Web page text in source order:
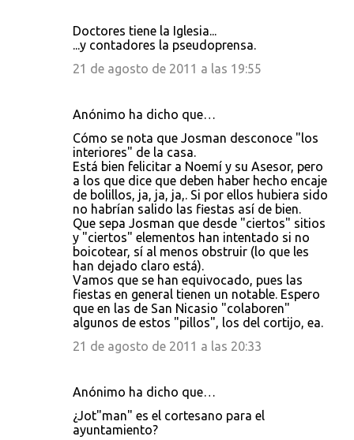
Doctores tiene la Iglesia...
...y contadores la pseudoprensa.
21 de agosto de 2011 a las 19:55
Anónimo ha dicho que…
Cómo se nota que Josman desconoce "los
interiores" de la casa.
Está bien felicitar a Noemí y su Asesor, pero
a los que dice que deben haber hecho encaje
de bolillos, ja, ja, ja,. Si por ellos hubiera sido
no habrían salido las fiestas así de bien.
Que sepa Josman que desde "ciertos" sitios
y "ciertos" elementos han intentado si no
boicotear, sí al menos obstruir (lo que les
han dejado claro está).
Vamos que se han equivocado, pues las
fiestas en general tienen un notable. Espero
que en las de San Nicasio "colaboren"
algunos de estos "pillos", los del cortijo, ea.
21 de agosto de 2011 a las 20:33
Anónimo ha dicho que…
¿Jot"man" es el cortesano para el
ayuntamiento?